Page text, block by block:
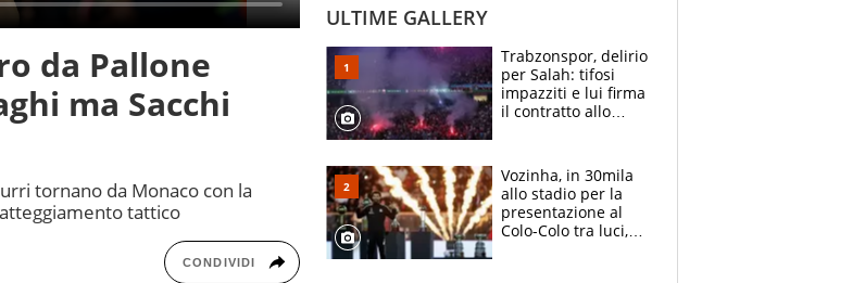
da Pallone
ma Sacchi
tornano da Monaco con la
tattico
CONDIVIDI
ULTIME GALLERY
Trabzonspor, delirio
per Salah: tifosi
impazziti e lui firma
il contratto allo
Vozinha, in 30mila
allo stadio per la
presentazione al
Colo-Colo tra luci,